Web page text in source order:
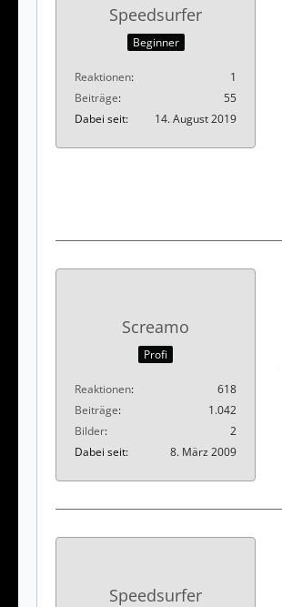
Speedsurfer
Beginner
Reaktionen
1
Beiträge
55
Dabei seit
14. August 2019
Screamo
Profi
Reaktionen
618
Beiträge
1.042
Bilder
2
Dabei seit
8. März 2009
Speedsurfer